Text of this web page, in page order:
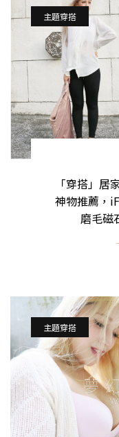
主題穿搭
「穿搭」居
神物推薦，
磨毛磁
主題穿搭